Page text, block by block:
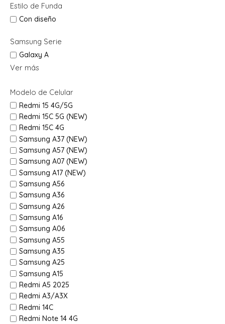
Estilo de Funda
Con diseño
Samsung Serie
Galaxy A
Ver más
Modelo de Celular
Redmi 15 4G/5G
Redmi 15C 5G (NEW)
Redmi 15C 4G
Samsung A37 (NEW)
Samsung A57 (NEW)
Samsung A07 (NEW)
Samsung A17 (NEW)
Samsung A56
Samsung A36
Samsung A26
Samsung A16
Samsung A06
Samsung A55
Samsung A35
Samsung A25
Samsung A15
Redmi A5 2025
Redmi A3/A3X
Redmi 14C
Redmi Note 14 4G